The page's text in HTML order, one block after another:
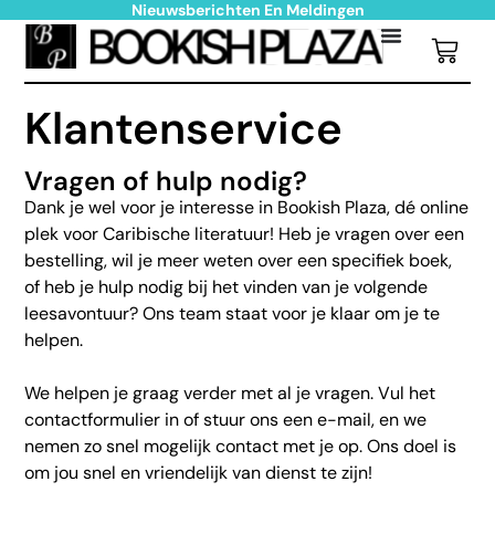
Nieuwsberichten En Meldingen
Klantenservice
Vragen of hulp nodig?
Dank je wel voor je interesse in Bookish Plaza, dé online
plek voor Caribische literatuur! Heb je vragen over een
bestelling, wil je meer weten over een specifiek boek,
of heb je hulp nodig bij het vinden van je volgende
leesavontuur? Ons team staat voor je klaar om je te
helpen.
We helpen je graag verder met al je vragen. Vul het
contactformulier in of stuur ons een e-mail, en we
nemen zo snel mogelijk contact met je op. Ons doel is
om jou snel en vriendelijk van dienst te zijn!